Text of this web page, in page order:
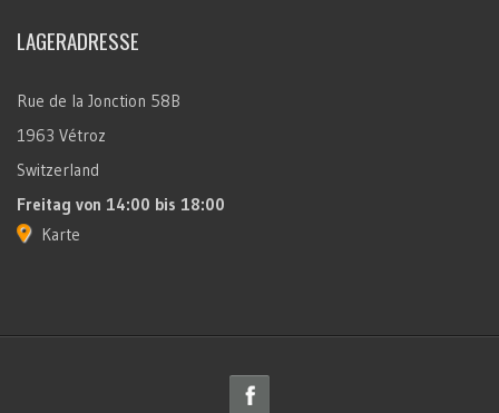
LAGERADRESSE
Rue de la Jonction 58B
1963 Vétroz
Switzerland
Freitag von 14:00 bis 18:00
Karte